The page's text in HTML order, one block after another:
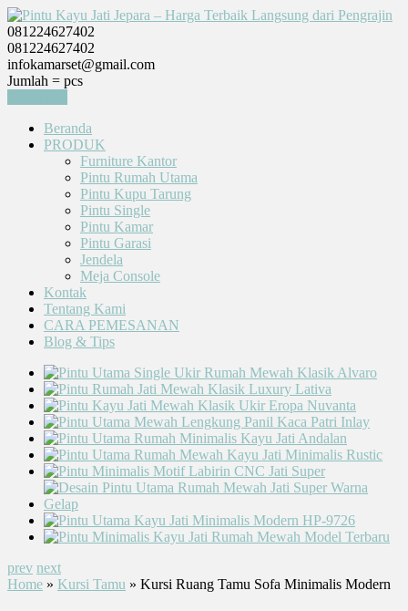
081224627402
081224627402
infokamarset@gmail.com
Jumlah = pcs
Beranda
PRODUK
Furniture Kantor
Pintu Rumah Utama
Pintu Kupu Tarung
Pintu Single
Pintu Kamar
Pintu Garasi
Jendela
Meja Console
Kontak
Tentang Kami
CARA PEMESANAN
Blog & Tips
prev next
Home » Kursi Tamu » Kursi Ruang Tamu Sofa Minimalis Modern